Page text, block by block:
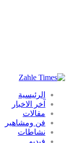
الرئيسية
آخر الاخبار
مقالات
فن ومشاهير
نشاطات
فيديو